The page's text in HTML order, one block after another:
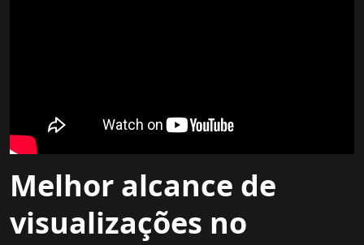
Melhor alcance de
visualizações no